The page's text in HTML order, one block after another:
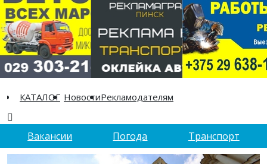
КАТАЛОГ НовостиРекламодателям
Вакансии Погода Транспорт